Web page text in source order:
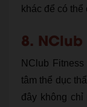
khác để có
8. NClub
NClub
tâm thể dục
đây không